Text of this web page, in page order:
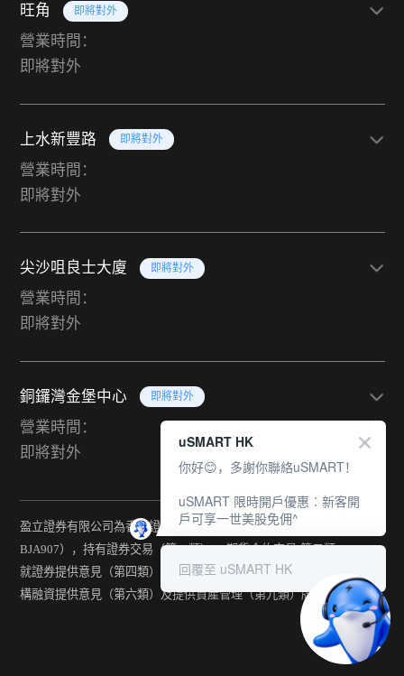
旺角 即將對外
營業時間：
即將對外
上水新豐路 即將對外
營業時間：
即將對外
尖沙咀良士大廈 即將對外
營業時間：
即將對外
銅鑼灣金堡中心 即將對外
營業時間：
即將對外
盈立證券有限公司為香港證監會持牌法團（中央編號：
BJA907），持有證券交易（第一類） 、期貨合約交易(第二類) 、
就證券提供意見（第四類） 、就期貨合約提供意見(第五類) 、就機
構融資提供意見（第六類）及提供資產管理（第九類）牌照。
uSMART HK
你好😊，多謝你聯絡uSMART！
uSMART 限時開戶優惠︰新客開
戶可享一世美股免佣^
回覆至 uSMART HK